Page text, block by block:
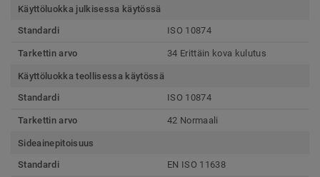
Käyttöluokka julkisessa käytössä
Standardi
ISO 10874
Tarkettin arvo 34 Erittäin kova kulutus
Käyttöluokka teollisessa käytössä
Standardi
ISO 10874
Tarkettin arvo 42 Normaali
Sideainepitoisuus
Standardi
EN ISO 11638